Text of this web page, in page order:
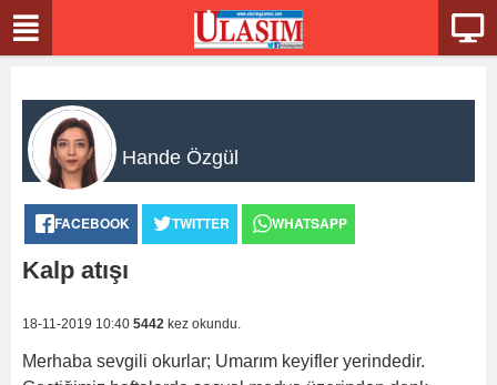
Hande Özgül
FACEBOOK TWITTER WHATSAPP
Kalp atışı
18-11-2019 10:40 5442 kez okundu.
Merhaba sevgili okurlar; Umarım keyifler yerindedir.